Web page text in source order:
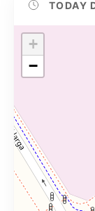
TODAY
+
−